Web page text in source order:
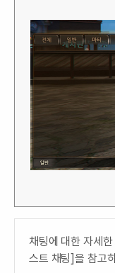
채팅에 대한 자세
스트 채팅]을 참고